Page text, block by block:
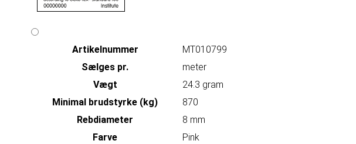
Artikelnummer
MT010799
Sælges pr.
meter
Vægt
24.3 gram
Minimal brudstyrke (kg)
870
Rebdiameter
8 mm
Farve
Pink